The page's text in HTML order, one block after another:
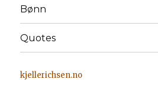
Bønn
Quotes
kjellerichsen.no